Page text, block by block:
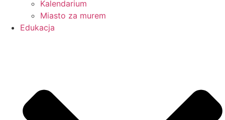
Kalendarium
Miasto za murem
Edukacja